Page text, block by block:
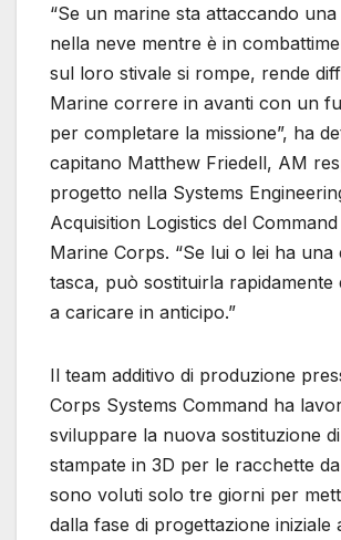
“Se un marine sta attaccando
nella neve mentre è in
sul loro stivale si rompe, rende
Marine correre in avanti con un
per completare la missione”, ha
capitano Matthew Friedell, AM
progetto nella Systems
Acquisition Logistics del
Marine Corps. “Se lui o lei ha una
tasca, può sostituirla rapidamente
a caricare in anticipo.”
Il team additivo di produzione
Corps Systems Command ha
sviluppare la nuova sostituzione
stampate in 3D per le racchette
sono voluti solo tre giorni per
dalla fase di progettazione iniziale